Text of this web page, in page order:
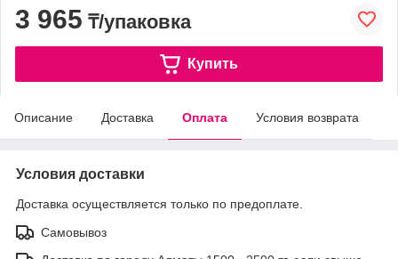
3 965 ₸/упаковка
Купить
Описание Доставка Оплата Условия возврата
Условия доставки
Доставка осуществляется только по предоплате.
Самовывоз